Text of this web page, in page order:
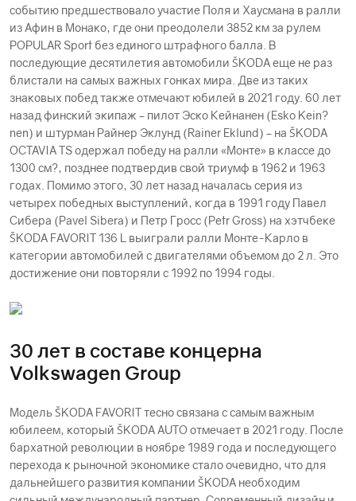
событию предшествовало участие Поля и Хаусмана в ралли
из Афин в Монако, где они преодолели 3852 км за рулем
POPULAR Sport без единого штрафного балла. В
последующие десятилетия автомобили ŠKODА еще не раз
блистали на самых важных гонках мира. Две из таких
знаковых побед также отмечают юбилей в 2021 году. 60 лет
назад финский экипаж – пилот Эско Кейнанен (Esko Kein?
nen) и штурман Райнер Эклунд (Rainer Eklund) – на ŠKODА
OCTAVIA TS одержал победу на ралли «Монте» в классе до
1300 см?, позднее подтвердив свой триумф в 1962 и 1963
годах. Помимо этого, 30 лет назад началась серия из
четырех победных выступлений, когда в 1991 году Павел
Сибера (Pavel Sibera) и Петр Гросс (Petr Gross) на хэтчбеке
ŠKODА FAVORIT 136 L выиграли ралли Монте-Карло в
категории автомобилей с двигателями объемом до 2 л. Это
достижение они повторяли с 1992 по 1994 годы.
30 лет в составе концерна
Volkswagen Group
Модель ŠKODА FAVORIT тесно связана с самым важным
юбилеем, который ŠKODА AUTO отмечает в 2021 году. После
бархатной революции в ноябре 1989 года и последующего
перехода к рыночной экономике стало очевидно, что для
дальнейшего развития компании ŠKODА необходим